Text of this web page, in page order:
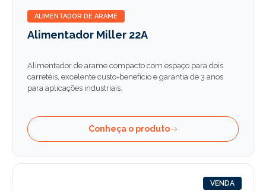
ALIMENTADOR DE ARAME
Alimentador Miller 22A
Alimentador de arame compacto com espaço para dois
carretéis, excelente custo-benefício e garantia de 3 anos
para aplicações industriais.
Conheça o produto
VENDA